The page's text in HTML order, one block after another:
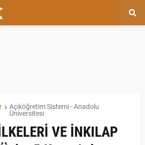
Açıköğretim Sistemi - Anadolu
Üniversitesi
VE İNKILAP